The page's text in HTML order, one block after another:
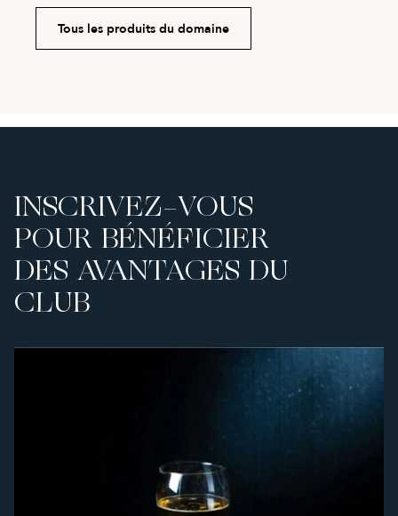
Tous les produits du domaine
INSCRIVEZ-VOUS
POUR BÉNÉFICIER
DES AVANTAGES DU
CLUB